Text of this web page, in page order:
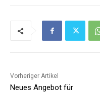
Vorheriger Artikel
Neues Angebot für